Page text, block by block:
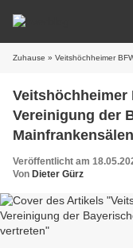
Zuhause » Veitshöchheimer BFW auf der
Veitshöchheimer
Vereinigung der
Veröffentlicht am
Von Dieter Gürz